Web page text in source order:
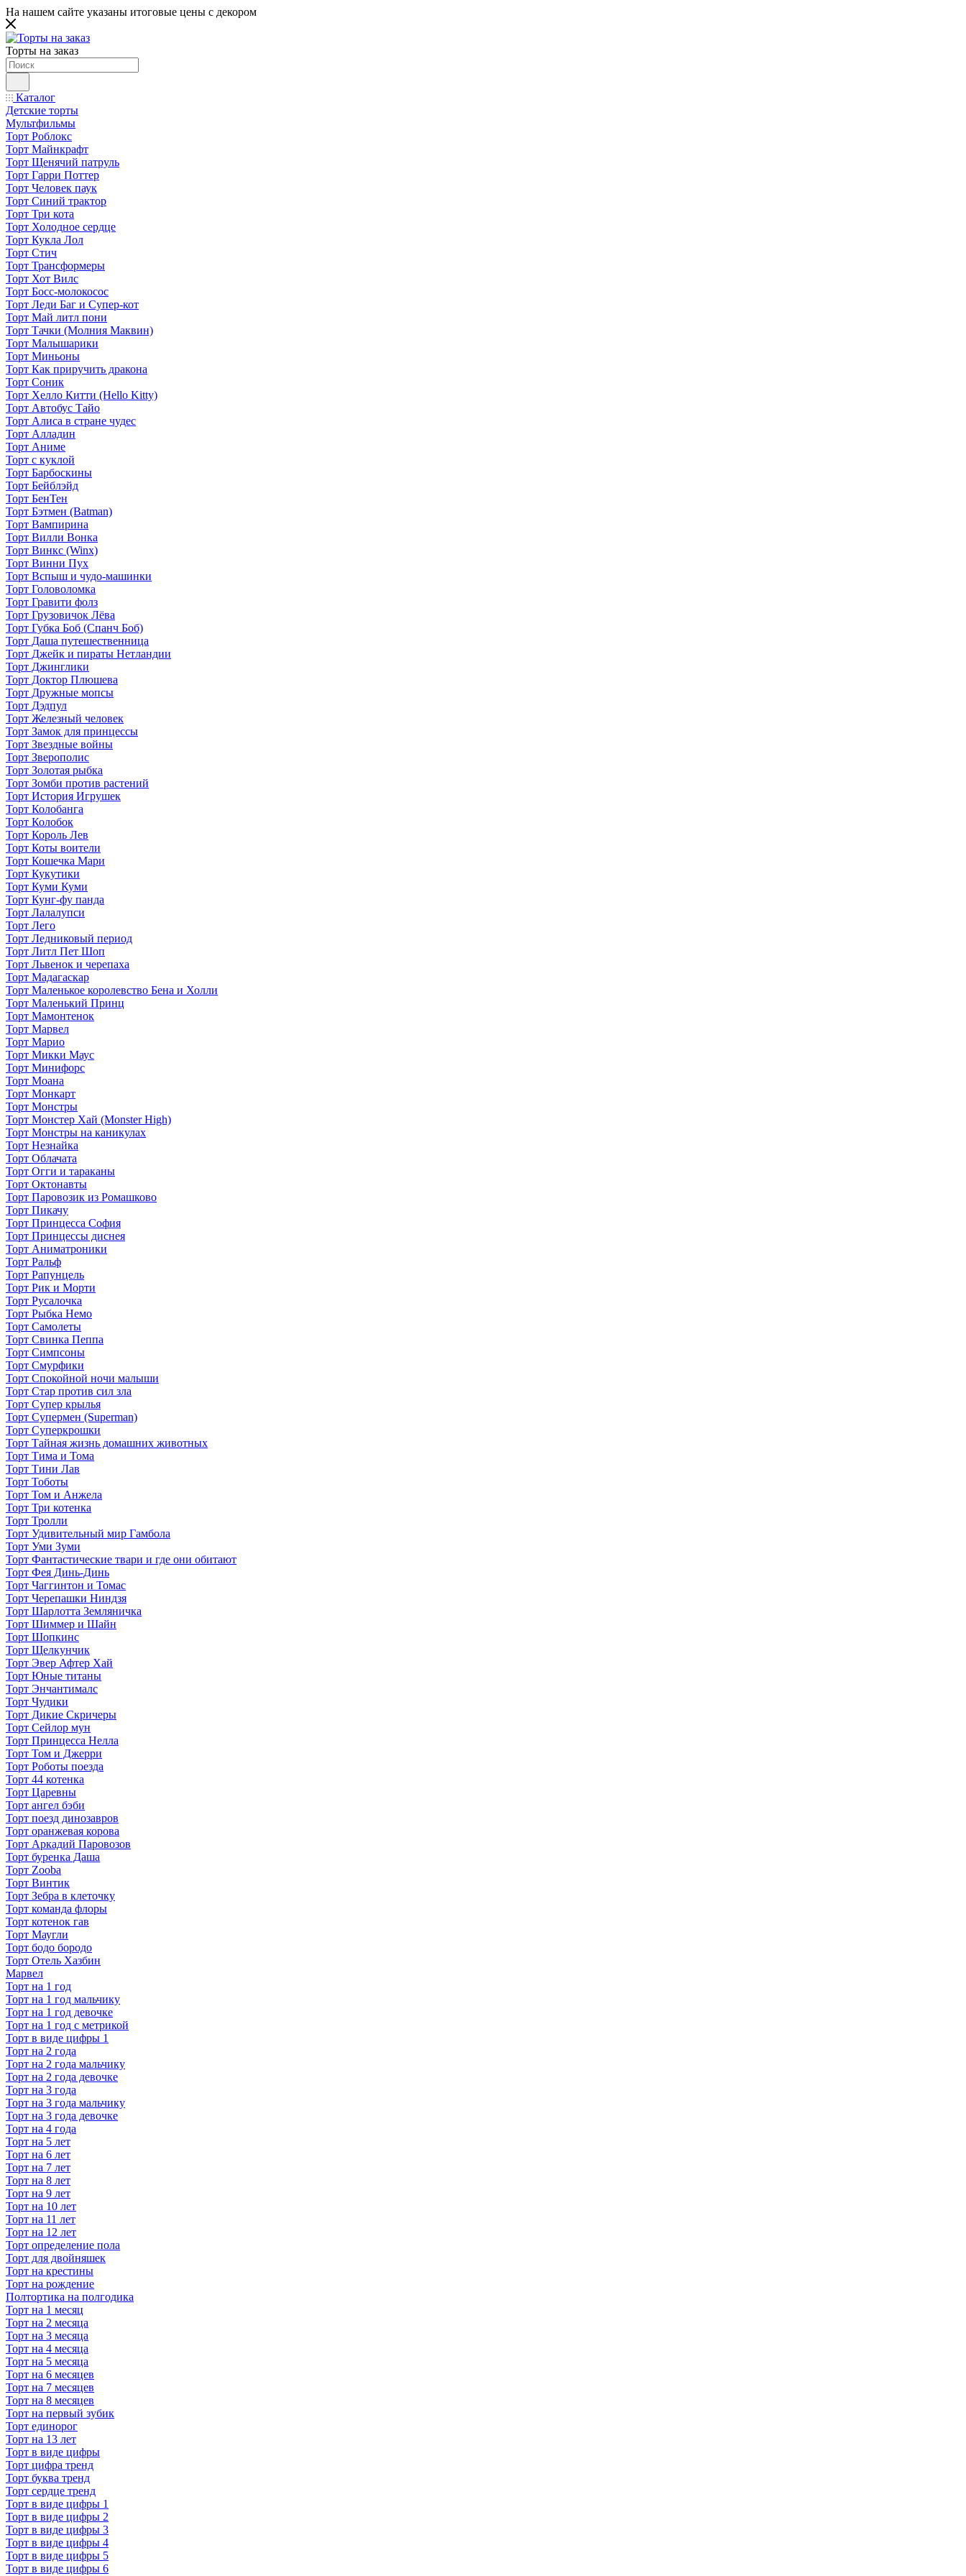
На нашем сайте указаны итоговые цены с декором
Торты на заказ
Каталог
Детские торты
Мультфильмы
Торт Роблокс
Торт Майнкрафт
Торт Щенячий патруль
Торт Гарри Поттер
Торт Человек паук
Торт Синий трактор
Торт Три кота
Торт Холодное сердце
Торт Кукла Лол
Торт Стич
Торт Трансформеры
Торт Хот Вилс
Торт Босс-молокосос
Торт Леди Баг и Супер-кот
Торт Май литл пони
Торт Тачки (Молния Маквин)
Торт Малышарики
Торт Миньоны
Торт Как приручить дракона
Торт Соник
Торт Хелло Китти (Hello Kitty)
Торт Автобус Тайо
Торт Алиса в стране чудес
Торт Алладин
Торт Аниме
Торт с куклой
Торт Барбоскины
Торт Бейблэйд
Торт БенТен
Торт Бэтмен (Batman)
Торт Вампирина
Торт Вилли Вонка
Торт Винкс (Winx)
Торт Винни Пух
Торт Вспыш и чудо-машинки
Торт Головоломка
Торт Гравити фолз
Торт Грузовичок Лёва
Торт Губка Боб (Спанч Боб)
Торт Даша путешественница
Торт Джейк и пираты Нетландии
Торт Джинглики
Торт Доктор Плюшева
Торт Дружные мопсы
Торт Дэдпул
Торт Железный человек
Торт Замок для принцессы
Торт Звездные войны
Торт Зверополис
Торт Золотая рыбка
Торт Зомби против растений
Торт История Игрушек
Торт Колобанга
Торт Колобок
Торт Король Лев
Торт Коты воители
Торт Кошечка Мари
Торт Кукутики
Торт Куми Куми
Торт Кунг-фу панда
Торт Лалалупси
Торт Лего
Торт Ледниковый период
Торт Литл Пет Шоп
Торт Львенок и черепаха
Торт Мадагаскар
Торт Маленькое королевство Бена и Холли
Торт Маленький Принц
Торт Мамонтенок
Торт Марвел
Торт Марио
Торт Микки Маус
Торт Минифорс
Торт Моана
Торт Монкарт
Торт Монстры
Торт Монстер Хай (Monster High)
Торт Монстры на каникулах
Торт Незнайка
Торт Облачата
Торт Огги и тараканы
Торт Октонавты
Торт Паровозик из Ромашково
Торт Пикачу
Торт Принцесса София
Торт Принцессы диснея
Торт Аниматроники
Торт Ральф
Торт Рапунцель
Торт Рик и Морти
Торт Русалочка
Торт Рыбка Немо
Торт Самолеты
Торт Свинка Пеппа
Торт Симпсоны
Торт Смурфики
Торт Спокойной ночи малыши
Торт Стар против сил зла
Торт Супер крылья
Торт Супермен (Superman)
Торт Суперкрошки
Торт Тайная жизнь домашних животных
Торт Тима и Тома
Торт Тини Лав
Торт Тоботы
Торт Том и Анжела
Торт Три котенка
Торт Тролли
Торт Удивительный мир Гамбола
Торт Уми Зуми
Торт Фантастические твари и где они обитают
Торт Фея Динь-Динь
Торт Чаггинтон и Томас
Торт Черепашки Ниндзя
Торт Шарлотта Земляничка
Торт Шиммер и Шайн
Торт Шопкинс
Торт Щелкунчик
Торт Эвер Афтер Хай
Торт Юные титаны
Торт Энчантималс
Торт Чудики
Торт Дикие Скричеры
Торт Сейлор мун
Торт Принцесса Нелла
Торт Том и Джерри
Торт Роботы поезда
Торт 44 котенка
Торт Царевны
Торт ангел бэби
Торт поезд динозавров
Торт оранжевая корова
Торт Аркадий Паровозов
Торт буренка Даша
Торт Zooba
Торт Винтик
Торт Зебра в клеточку
Торт команда флоры
Торт котенок гав
Торт Маугли
Торт бодо бородо
Торт Отель Хазбин
Марвел
Торт на 1 год
Торт на 1 год мальчику
Торт на 1 год девочке
Торт на 1 год с метрикой
Торт в виде цифры 1
Торт на 2 года
Торт на 2 года мальчику
Торт на 2 года девочке
Торт на 3 года
Торт на 3 года мальчику
Торт на 3 года девочке
Торт на 4 года
Торт на 5 лет
Торт на 6 лет
Торт на 7 лет
Торт на 8 лет
Торт на 9 лет
Торт на 10 лет
Торт на 11 лет
Торт на 12 лет
Торт определение пола
Торт для двойняшек
Торт на крестины
Торт на рождение
Полтортика на полгодика
Торт на 1 месяц
Торт на 2 месяца
Торт на 3 месяца
Торт на 4 месяца
Торт на 5 месяца
Торт на 6 месяцев
Торт на 7 месяцев
Торт на 8 месяцев
Торт на первый зубик
Торт единорог
Торт на 13 лет
Торт в виде цифры
Торт цифра тренд
Торт буква тренд
Торт сердце тренд
Торт в виде цифры 1
Торт в виде цифры 2
Торт в виде цифры 3
Торт в виде цифры 4
Торт в виде цифры 5
Торт в виде цифры 6